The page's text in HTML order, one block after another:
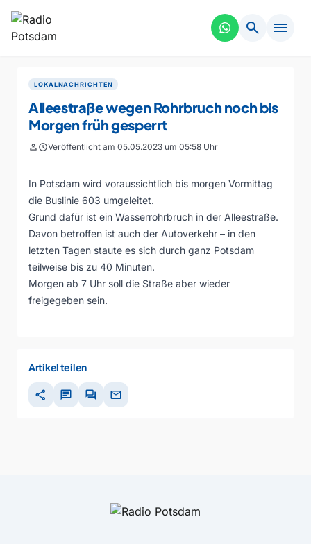
search menu
LOKALNACHRICHTEN
Alleestraße wegen Rohrbruch noch bis
Morgen früh gesperrt
personscheduleVeröffentlicht am 05.05.2023 um 05:58 Uhr
In Potsdam wird voraussichtlich bis morgen Vormittag
die Buslinie 603 umgeleitet.
Grund dafür ist ein Wasserrohrbruch in der Alleestraße.
Davon betroffen ist auch der Autoverkehr – in den
letzten Tagen staute es sich durch ganz Potsdam
teilweise bis zu 40 Minuten.
Morgen ab 7 Uhr soll die Straße aber wieder
freigegeben sein.
Artikel teilen
share chat forum mail